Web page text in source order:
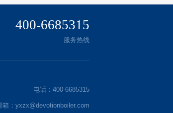
400-6685315
服务热线
电话：400-6685315
箱：yxzx@devotionboiler.com